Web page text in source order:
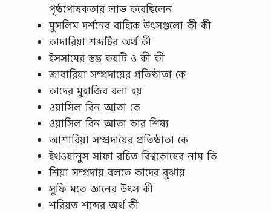
পৃষ্ঠপোষকতার লাভ করেছিলেন
মুসলিম দর্শনের বাহ্যিক উৎসগুলো কী কী
কাদারিয়া শব্দটির অর্থ কী
ইসসামের স্তম্ভ কয়টি ও কী কী
জাবারিয়া সম্প্রদায়ের প্রতিষ্ঠাতা কে
কাদের মুহাজিব বলা হয়
ওয়াসিল বিন আতা কে
ওয়াসিল বিন আতা কার শিষ্য
আশারিয়া সম্প্রদায়ের প্রতিষ্ঠাতা কে
ইখওয়ানুস সাফা রচিত বিশ্বকোষের নাম কি
শিয়া সম্প্রদায় বলতে কাদের বুঝায়
সুফি মতে জ্ঞানের উৎস কী
শরিয়ত শব্দের অর্থ কী